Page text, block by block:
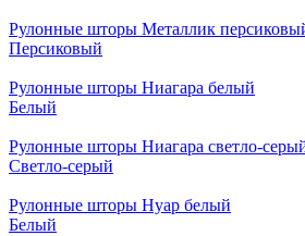
Рулонные шторы Металлик
Персиковый
Рулонные шторы Ниагара белый
Белый
Рулонные шторы Ниагара светло-
Светло-серый
Рулонные шторы Нуар белый
Белый